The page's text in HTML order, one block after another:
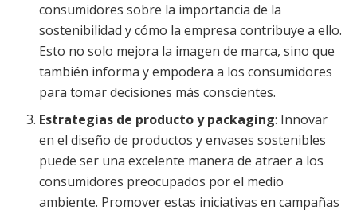
consumidores sobre la importancia de la
sostenibilidad y cómo la empresa contribuye a ello.
Esto no solo mejora la imagen de marca, sino que
también informa y empodera a los consumidores
para tomar decisiones más conscientes.
Estrategias de producto y packaging: Innovar
en el diseño de productos y envases sostenibles
puede ser una excelente manera de atraer a los
consumidores preocupados por el medio
ambiente. Promover estas iniciativas en campañas